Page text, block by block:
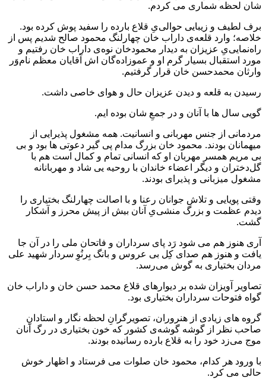
شان لحظه شماری می کردم.
برف لطیف و زیبایی حوالی‌یِ قلاع بارده را سفید پوش کرده بود.
خلاصه؛ وارد قلعه‌ی داراب خان چهارلنگ محمود صالح شدیم پس از
راه‌نمایی‌یِ عزیزان به دیدار محمودخان نوه‌ی داراب خان رفتیم و
مورد استقبال بسیار گرم او و عموزاده‌گان اش آقایان معظم نام‌وَر
وارثان محمدحسن خان قرار گرفتیم.
رسیدن به قلعه و دیدن عزیزان حال و هوای خاصی داشت.
گویی سال ها با آنان و در جمعِ شان بوده ایم.
مردمانی از جنس مهربانی و انسانیت. همه مشغول پذیرایی از
میهمانان بودند. محمود خان بزرگ مدام پی گیر دعوتی ها بود و بی
بی مریم همسر مهربان او که انسانی تمام و کمال است هم با
گل‌دختران و دیگر اعضاء خاندان با روحیه یی شاد و مهربانانه
مشغول میزبانی و پذیرای بودند.
وقتی پویایی و تلاش جوانان رعنا و با اصالت چهارلنگ بختیاری را
دیدم عظمت و بزرگ منشی‌یِ آنان بیش از پیش محرز و آشکار
گشت.
آری هنوز هم می شود رَد پای سرداران و فاتحان ملی را در آن جا
یافت و هنوز هم صدای کِل بی عروس و بانگ بِرنُوِ سردار شهید علی
مردان بختیاری به گوش می‌رسد.
تصاویر آویزان شده بر دیوارهای قلاع محمد حسن خان و داراب خان
گواه فتوحات سرداران بختیاری‌ بود.
گروه های زیادی از هنروران، تصویرگرانِ لحظه نگار و استادانِ
صاحب نظر از گوشه گوشه‌ی کشور که خون بختیاری در رگ آنان
موج می‌زد خود را به قلاع بارده رسانیده بودند.
با ورود هر کدام، محمود خان صلوات می فرستاد و اظهار خوش
حالی می کرد.